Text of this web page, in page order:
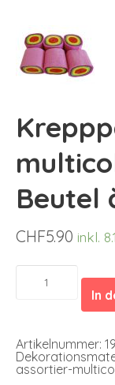
Beutel
CHF5.90 inkl.
Krepppapier
assortiert
multicolor
6
Menge
In
Artikelnummer:
assortier-